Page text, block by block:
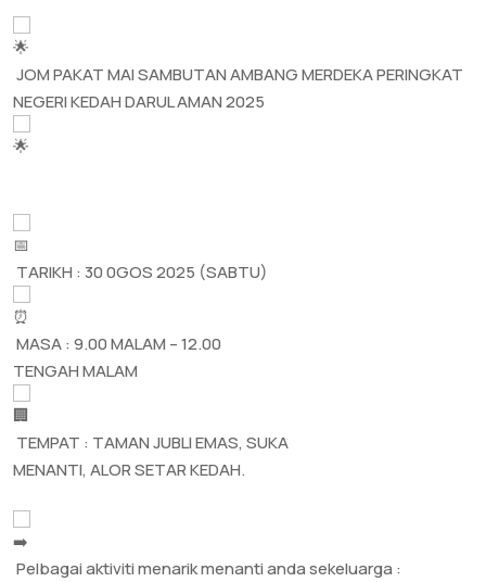
JOM PAKAT MAI SAMBUTAN AMBANG MERDEKA PERINGKAT
NEGERI KEDAH DARUL AMAN 2025
TARIKH : 30 0GOS 2025 (SABTU)
MASA : 9.00 MALAM – 12.00
TENGAH MALAM
TEMPAT : TAMAN JUBLI EMAS, SUKA
MENANTI, ALOR SETAR KEDAH.
Pelbagai aktiviti menarik menanti anda sekeluarga :